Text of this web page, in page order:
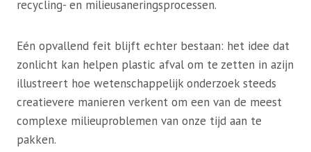
recycling- en milieusaneringsprocessen.
Eén opvallend feit blijft echter bestaan: het idee dat
zonlicht kan helpen plastic afval om te zetten in azijn
illustreert hoe wetenschappelijk onderzoek steeds
creatievere manieren verkent om een ​​van de meest
complexe milieuproblemen van onze tijd aan te
pakken.